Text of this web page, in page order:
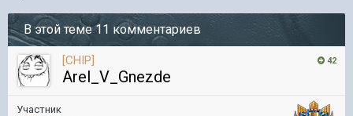
В этой теме 11 комментариев
42
[CHIP]
Arel_V_Gnezde
Участник